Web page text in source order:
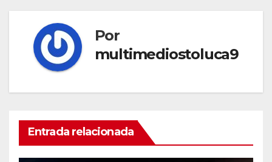
Por
multimediostoluca9
Entrada relacionada